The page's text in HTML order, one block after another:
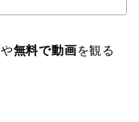
や無料で動画を観る